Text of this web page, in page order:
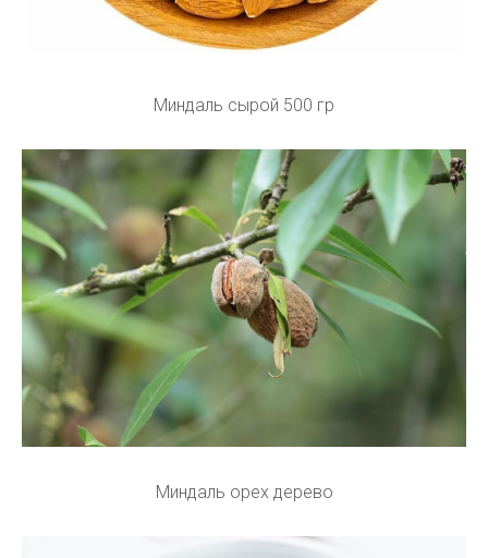
Миндаль сырой 500 гр
Миндаль орех дерево